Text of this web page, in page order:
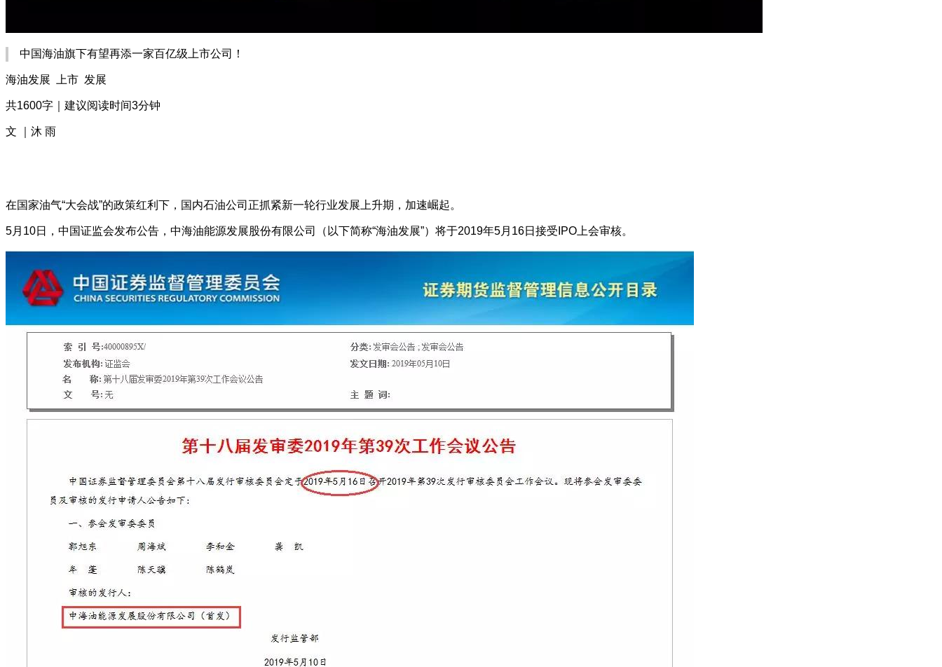
中国海油旗下有望再添一家百亿级上市公司！
海油发展  上市  发展
共1600字｜建议阅读时间3分钟
文 ｜沐 雨
在国家油气“大会战”的政策红利下，国内石油公司正抓紧新一轮行业发展上升期，加速崛起。
5月10日，中国证监会发布公告，中海油能源发展股份有限公司（以下简称“海油发展”）将于2019年5月16日接受IPO上会审核。